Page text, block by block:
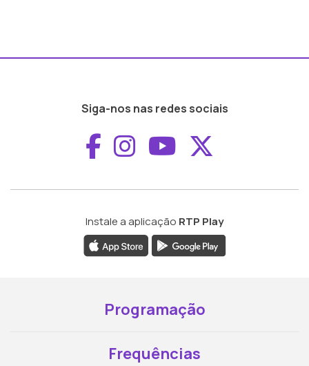
Siga-nos nas redes sociais
Aceder ao
Aceder ao
Aceder ao
Instale a aplicação RTP Play
Programação
Frequências